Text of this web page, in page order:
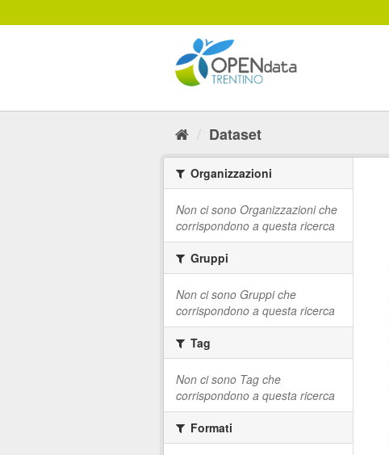
al
Dataset
Organizzazioni
Non ci sono Organizzazioni che
corrispondono a questa ricerca
Gruppi
Non ci sono Gruppi che
corrispondono a questa ricerca
Tag
Non ci sono Tag che
corrispondono a questa ricerca
Formati